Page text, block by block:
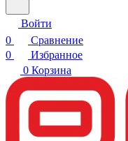
Войти
0
Сравнение
0
Избранное
0 Корзина